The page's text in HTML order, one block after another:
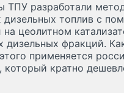
ТПУ разработали
дизельных топлив с
на цеолитном
дизельных фракций.
применяется
который кратно